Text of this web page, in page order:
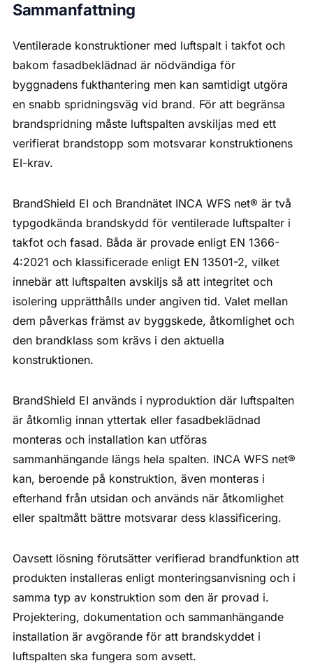
Sammanfattning
Ventilerade konstruktioner med luftspalt i takfot och
bakom fasadbeklädnad är nödvändiga för
byggnadens fukthantering men kan samtidigt utgöra
en snabb spridningsväg vid brand. För att begränsa
brandspridning måste luftspalten avskiljas med ett
verifierat brandstopp som motsvarar konstruktionens
EI-krav.
BrandShield EI och Brandnätet INCA WFS net® är två
typgodkända brandskydd för ventilerade luftspalter i
takfot och fasad. Båda är provade enligt EN 1366-
4:2021 och klassificerade enligt EN 13501-2, vilket
innebär att luftspalten avskiljs så att integritet och
isolering upprätthålls under angiven tid. Valet mellan
dem påverkas främst av byggskede, åtkomlighet och
den brandklass som krävs i den aktuella
konstruktionen.
BrandShield EI används i nyproduktion där luftspalten
är åtkomlig innan yttertak eller fasadbeklädnad
monteras och installation kan utföras
sammanhängande längs hela spalten. INCA WFS net®
kan, beroende på konstruktion, även monteras i
efterhand från utsidan och används när åtkomlighet
eller spaltmått bättre motsvarar dess klassificering.
Oavsett lösning förutsätter verifierad brandfunktion att
produkten installeras enligt monteringsanvisning och i
samma typ av konstruktion som den är provad i.
Projektering, dokumentation och sammanhängande
installation är avgörande för att brandskyddet i
luftspalten ska fungera som avsett.